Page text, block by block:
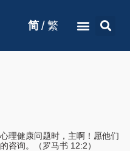
简 / 繁
理健康问题时，主啊！愿他们
咨询。（罗马书 12:2）